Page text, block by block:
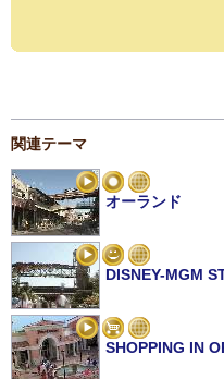
関連テーマ
オーランド
DISNEY-MGM
SHOPPING IN